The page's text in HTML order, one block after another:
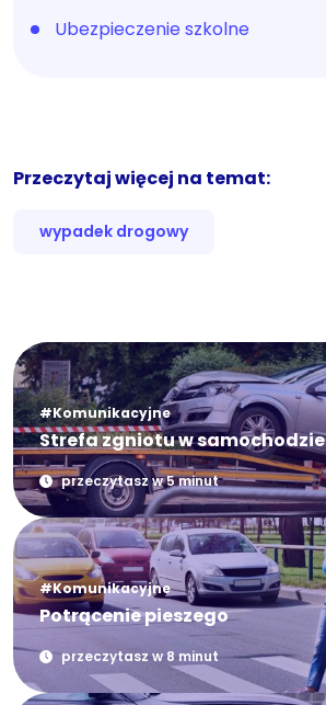
Ubezpieczenie szkolne
Przeczytaj więcej na temat:
wypadek drogowy
#Komunikacyjne
Strefa zgniotu w samochodzie
przeczytasz w 5 minut
#Komunikacyjne
Potrącenie pieszego
przeczytasz w 8 minut